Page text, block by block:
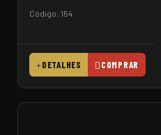
Código: 154
DETALHES COMPRAR